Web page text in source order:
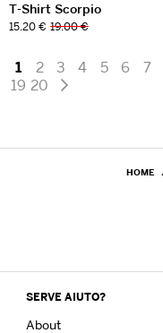
T-Shirt Scorpio
15.20 € 19.00 €
1 2 3 4 5 6 7
19 20
HOME
SERVE AIUTO?
About